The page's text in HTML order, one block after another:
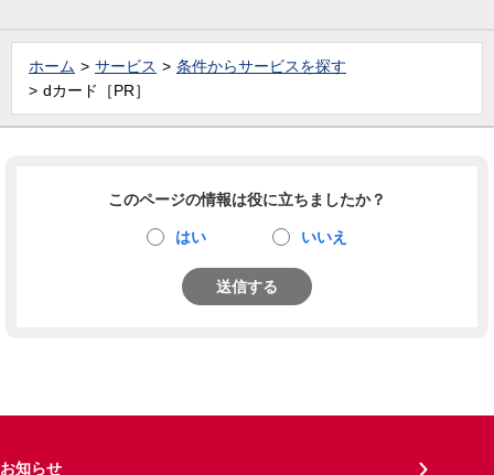
ホーム サービス
条件からサービスを探す
dカード［PR］
このページの情報は役に立ちましたか？
はい いいえ
送信する
お知らせ